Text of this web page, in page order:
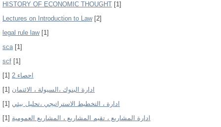
HISTORY OF ECONOMIC THOUGHT [1]
Lectures on Introduction to Law[2]
legal rule law[1]
sca[1]
scf [1]
احصاء 2
[1]
ادارة البنوك ،السيولة ، الائتمان [1]
ادارة ، التخطيط الاستراتيجي ،تحليل بيئي [1]
ادارة المشاريع ، تقيم المشاريع ، المشاريع العمومية [1]